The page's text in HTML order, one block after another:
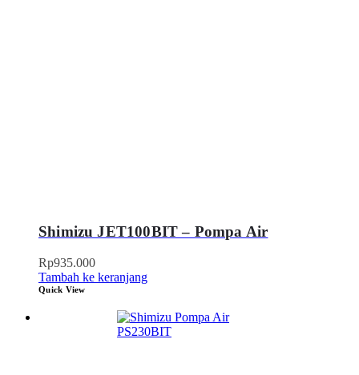
Shimizu JET100BIT – Pompa Air
Rp935.000
Tambah ke keranjang
Quick View